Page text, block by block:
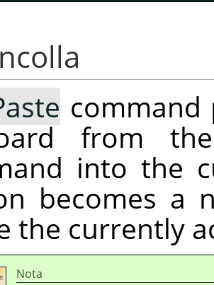
command
from
into the
becomes a
the currently
Nota